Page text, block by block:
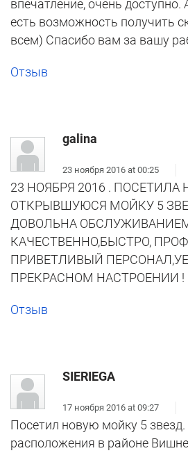
впечатление, очень доступно.
есть возможность получить
всем) Спасибо вам за вашу
Отзыв
galina
23 ноября 2016 at 00:25
23 НОЯБРЯ 2016 . ПОСЕТИЛА
ОТКРЫВШУЮСЯ МОЙКУ 5
ДОВОЛЬНА
КАЧЕСТВЕННО,БЫСТРО,
ПРИВЕТЛИВЫЙ
ПРЕКРАСНОМ НАСТРОЕНИИ !
Отзыв
SIERIEGA
17 ноября 2016 at 09:27
Посетил новую мойку 5
расположения в районе